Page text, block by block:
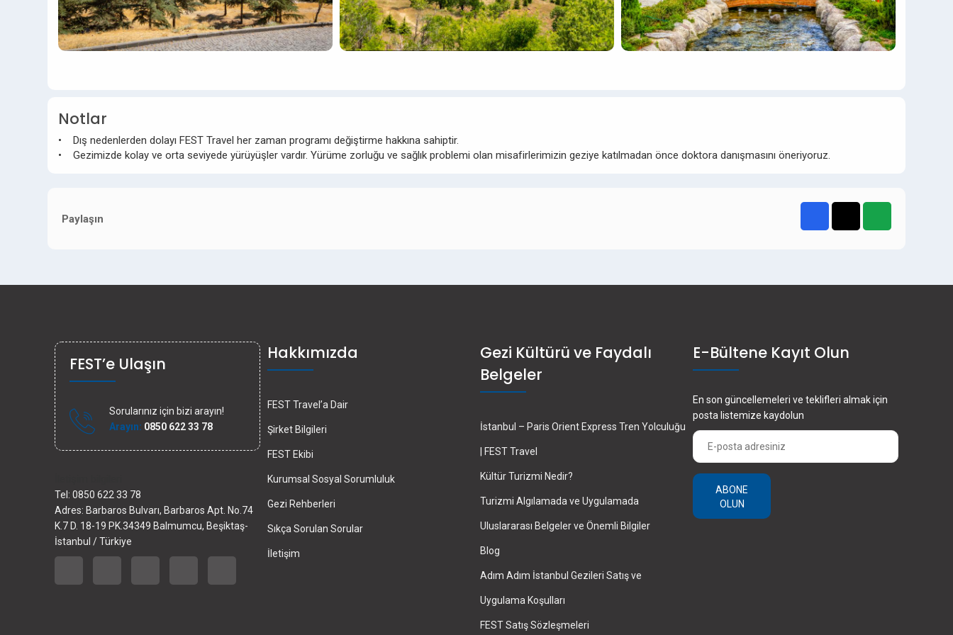
Notlar
• Dış nedenlerden dolayı FEST Travel her zaman programı değiştirme hakkına sahiptir.
• Gezimizde kolay ve orta seviyede yürüyüşler vardır. Yürüme zorluğu ve sağlık problemi olan misafirlerimizin geziye katılmadan önce doktora danışmasını öneriyoruz.
Paylaşın
FEST’e Ulaşın
Sorularınız için bizi arayın!
Arayın: 0850 622 33 78
Tel: 0850 622 33 78
Adres: Barbaros Bulvarı, Barbaros Apt. No.74
K.7 D. 18-19 PK.34349 Balmumcu, Beşiktaş-
İstanbul / Türkiye
Hakkımızda
FEST Travel’a Dair
Şirket Bilgileri
FEST Ekibi
Kurumsal Sosyal Sorumluluk
Gezi Rehberleri
Sıkça Sorulan Sorular
İletişim
Gezi Kültürü ve Faydalı
Belgeler
İstanbul – Paris Orient Express Tren Yolculuğu
| FEST Travel
Kültür Turizmi Nedir?
Turizmi Algılamada ve Uygulamada
Uluslararası Belgeler ve Önemli Bilgiler
Blog
Adım Adım İstanbul Gezileri Satış ve
Uygulama Koşulları
FEST Satış Sözleşmeleri
E-Bültene Kayıt Olun
En son güncellemeleri ve teklifleri almak için
posta listemize kaydolun
ABONE
OLUN